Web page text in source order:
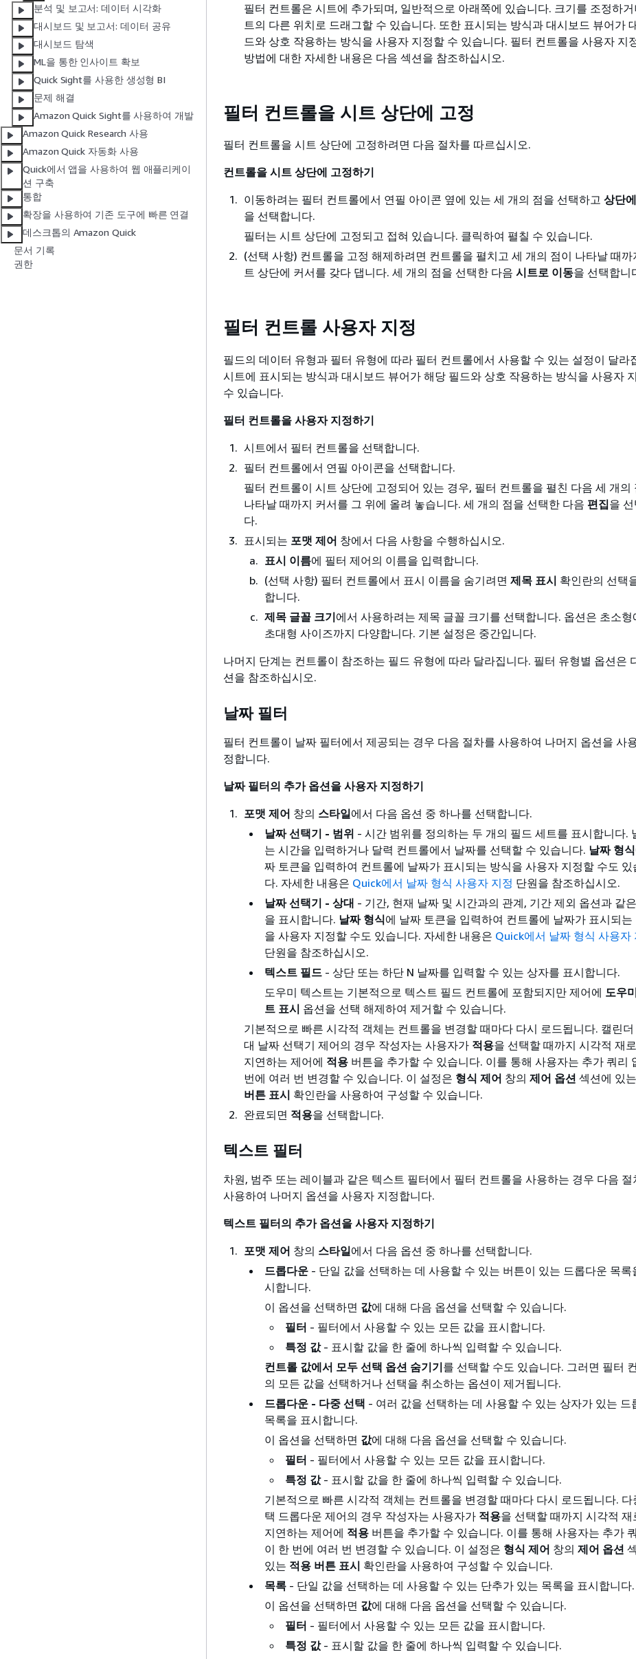
분석 및 보고서: 데이터 시각화
대시보드 및 보고서: 데이터 공유
대시보드 탐색
ML을 통한 인사이트 확보
Quick Sight를 사용한 생성형 BI
문제 해결
Amazon Quick Sight를 사용하여 개발
Amazon Quick Research 사용
Amazon Quick 자동화 사용
Quick에서 앱을 사용하여 웹 애플리케이
션 구축
통합
확장을 사용하여 기존 도구에 빠른 연결
데스크톱의 Amazon Quick
문서 기록
권한
필터 컨트롤은 시트에 추가되며, 일반적으로 아래쪽에 있습니다. 크기를 조정하거
트의 다른 위치로 드래그할 수 있습니다. 또한 표시되는 방식과 대시보드 뷰어가
드와 상호 작용하는 방식을 사용자 지정할 수 있습니다. 필터 컨트롤을 사용자 지
방법에 대한 자세한 내용은 다음 섹션을 참조하십시오.
필터 컨트롤을 시트 상단에 고정
필터 컨트롤을 시트 상단에 고정하려면 다음 절차를 따르십시오.
컨트롤을 시트 상단에 고정하기
이동하려는 필터 컨트롤에서 연필 아이콘 옆에 있는 세 개의 점을 선택하고 상단
을 선택합니다.
필터는 시트 상단에 고정되고 접혀 있습니다. 클릭하여 펼칠 수 있습니다.
(선택 사항) 컨트롤을 고정 해제하려면 컨트롤을 펼치고 세 개의 점이 나타날 때까
트 상단에 커서를 갖다 댑니다. 세 개의 점을 선택한 다음 시트로 이동을 선택합니
필터 컨트롤 사용자 지정
필드의 데이터 유형과 필터 유형에 따라 필터 컨트롤에서 사용할 수 있는 설정이 달라
시트에 표시되는 방식과 대시보드 뷰어가 해당 필드와 상호 작용하는 방식을 사용자
수 있습니다.
필터 컨트롤을 사용자 지정하기
시트에서 필터 컨트롤을 선택합니다.
필터 컨트롤에서 연필 아이콘을 선택합니다.
필터 컨트롤이 시트 상단에 고정되어 있는 경우, 필터 컨트롤을 펼친 다음 세 개의
나타날 때까지 커서를 그 위에 올려 놓습니다. 세 개의 점을 선택한 다음 편집을
다.
표시되는 포맷 제어 창에서 다음 사항을 수행하십시오.
표시 이름에 필터 제어의 이름을 입력합니다.
(선택 사항) 필터 컨트롤에서 표시 이름을 숨기려면 제목 표시 확인란의 선택
합니다.
제목 글꼴 크기에서 사용하려는 제목 글꼴 크기를 선택합니다. 옵션은 초소형
초대형 사이즈까지 다양합니다. 기본 설정은 중간입니다.
나머지 단계는 컨트롤이 참조하는 필드 유형에 따라 달라집니다. 필터 유형별 옵션은
션을 참조하십시오.
날짜 필터
필터 컨트롤이 날짜 필터에서 제공되는 경우 다음 절차를 사용하여 나머지 옵션을 사
정합니다.
날짜 필터의 추가 옵션을 사용자 지정하기
포맷 제어 창의 스타일에서 다음 옵션 중 하나를 선택합니다.
날짜 선택기 - 범위 - 시간 범위를 정의하는 두 개의 필드 세트를 표시합니다.
는 시간을 입력하거나 달력 컨트롤에서 날짜를 선택할 수 있습니다. 날짜 형식
짜 토큰을 입력하여 컨트롤에 날짜가 표시되는 방식을 사용자 지정할 수도 있
다. 자세한 내용은 Quick에서 날짜 형식 사용자 지정 단원을 참조하십시오.
날짜 선택기 - 상대 - 기간, 현재 날짜 및 시간과의 관계, 기간 제외 옵션과 같
을 표시합니다. 날짜 형식에 날짜 토큰을 입력하여 컨트롤에 날짜가 표시되는
을 사용자 지정할 수도 있습니다. 자세한 내용은 Quick에서 날짜 형식 사용자
단원을 참조하십시오.
텍스트 필드 - 상단 또는 하단 N 날짜를 입력할 수 있는 상자를 표시합니다.
도우미 텍스트는 기본적으로 텍스트 필드 컨트롤에 포함되지만 제어에 도우
트 표시 옵션을 선택 해제하여 제거할 수 있습니다.
기본적으로 빠른 시각적 객체는 컨트롤을 변경할 때마다 다시 로드됩니다. 캘린
대 날짜 선택기 제어의 경우 작성자는 사용자가 적용을 선택할 때까지 시각적 재
지연하는 제어에 적용 버튼을 추가할 수 있습니다. 이를 통해 사용자는 추가 쿼리
번에 여러 번 변경할 수 있습니다. 이 설정은 형식 제어 창의 제어 옵션 섹션에 있는
버튼 표시 확인란을 사용하여 구성할 수 있습니다.
완료되면 적용을 선택합니다.
텍스트 필터
차원, 범주 또는 레이블과 같은 텍스트 필터에서 필터 컨트롤을 사용하는 경우 다음 절
사용하여 나머지 옵션을 사용자 지정합니다.
텍스트 필터의 추가 옵션을 사용자 지정하기
포맷 제어 창의 스타일에서 다음 옵션 중 하나를 선택합니다.
드롭다운 - 단일 값을 선택하는 데 사용할 수 있는 버튼이 있는 드롭다운 목록
시합니다.
이 옵션을 선택하면 값에 대해 다음 옵션을 선택할 수 있습니다.
필터 - 필터에서 사용할 수 있는 모든 값을 표시합니다.
특정 값- 표시할 값을 한 줄에 하나씩 입력할 수 있습니다.
컨트롤 값에서 모두 선택 옵션 숨기기를 선택할 수도 있습니다. 그러면 필터
의 모든 값을 선택하거나 선택을 취소하는 옵션이 제거됩니다.
드롭다운 - 다중 선택 - 여러 값을 선택하는 데 사용할 수 있는 상자가 있는 드
목록을 표시합니다.
이 옵션을 선택하면 값에 대해 다음 옵션을 선택할 수 있습니다.
필터 - 필터에서 사용할 수 있는 모든 값을 표시합니다.
특정 값- 표시할 값을 한 줄에 하나씩 입력할 수 있습니다.
기본적으로 빠른 시각적 객체는 컨트롤을 변경할 때마다 다시 로드됩니다. 다
택 드롭다운 제어의 경우 작성자는 사용자가 적용을 선택할 때까지 시각적 재
지연하는 제어에 적용 버튼을 추가할 수 있습니다. 이를 통해 사용자는 추가
이 한 번에 여러 번 변경할 수 있습니다. 이 설정은 형식 제어 창의 제어 옵션
있는 적용 버튼 표시 확인란을 사용하여 구성할 수 있습니다.
목록 - 단일 값을 선택하는 데 사용할 수 있는 단추가 있는 목록을 표시합니다.
이 옵션을 선택하면 값에 대해 다음 옵션을 선택할 수 있습니다.
필터 - 필터에서 사용할 수 있는 모든 값을 표시합니다.
특정 값- 표시할 값을 한 줄에 하나씩 입력할 수 있습니다.